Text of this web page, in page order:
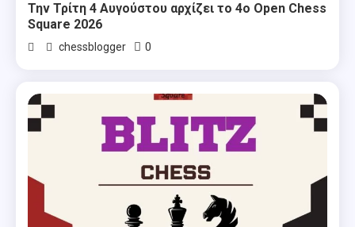
Την Τρίτη 4 Αυγούστου αρχίζει το 4ο Open Chess
Square 2026
chessblogger 0